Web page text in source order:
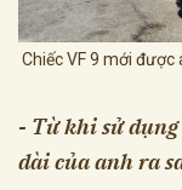
Chiếc VF 9 mới được
- Từ khi sử
dài của anh ra